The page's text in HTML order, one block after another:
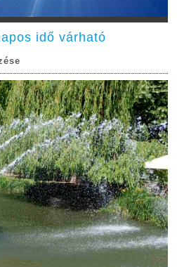
idő várható